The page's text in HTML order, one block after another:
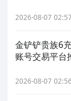
2026-08-07 02:57
金铲铲贵族6
账号交易平台
2026-08-07 02:56